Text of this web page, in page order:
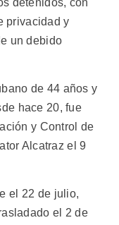
privacidad y
un debido
de 44 años y
hace 20, fue
y Control de
Alcatraz el 9
el 22 de julio,
el 2 de